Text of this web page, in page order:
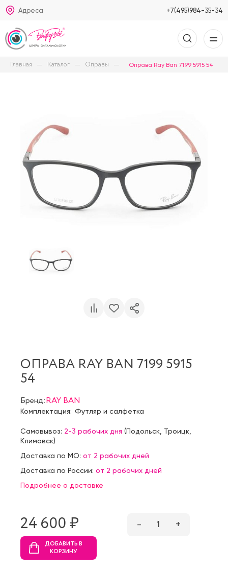
Адреса +7(495)984-35-34
Главная Каталог Оправы Оправа Ray Ban 7199 5915 54
ОПРАВА RAY BAN 7199 5915
54
Бренд:RAY BAN
Комплектация: Футляр и салфетка
Самовывоз: 2-3 рабочих дня (Подольск Троицк
Климовск)
Доставка по МО: от 2 рабочих дней
Доставка по России: от 2 рабочих дней
Подробнее о доставке
24 600 ₷ – 1 +
ДОБАВИТЬ В
КОРЗИНУ